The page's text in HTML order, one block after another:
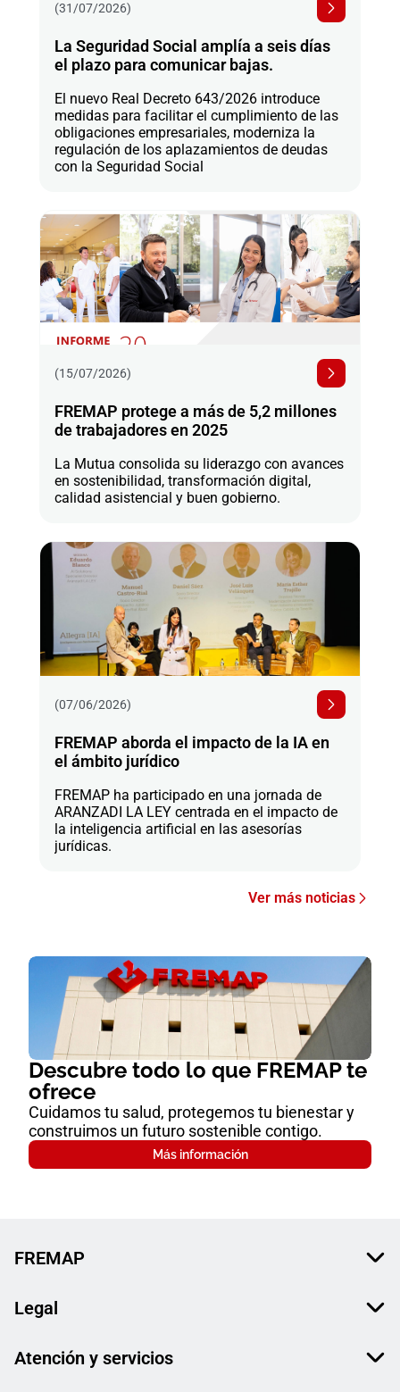
(31/07/2026)
La Seguridad Social amplía a seis días
el plazo para comunicar bajas.
El nuevo Real Decreto 643/2026 introduce
medidas para facilitar el cumplimiento de las
obligaciones empresariales, moderniza la
regulación de los aplazamientos de deudas
con la Seguridad Social
(15/07/2026)
FREMAP protege a más de 5,2 millones
de trabajadores en 2025
La Mutua consolida su liderazgo con avances
en sostenibilidad, transformación digital,
calidad asistencial y buen gobierno.
(07/06/2026)
FREMAP aborda el impacto de la IA en
el ámbito jurídico
FREMAP ha participado en una jornada de
ARANZADI LA LEY centrada en el impacto de
la inteligencia artificial en las asesorías
jurídicas.
Ver más noticias
Descubre todo lo que FREMAP te
ofrece
Cuidamos tu salud, protegemos tu bienestar y
construimos un futuro sostenible contigo.
Más información
FREMAP
Legal
Atención y servicios